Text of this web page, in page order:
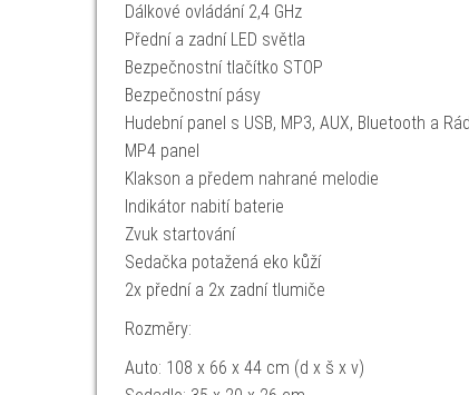
Dálkové ovládání 2,4 GHz
Přední a zadní LED světla
Bezpečnostní tlačítko STOP
Bezpečnostní pásy
Hudební panel s USB, MP3, AUX, Bluetooth a
MP4 panel
Klakson a předem nahrané melodie
Indikátor nabití baterie
Zvuk startování
Sedačka potažená eko kůží
2x přední a 2x zadní tlumiče
Rozměry:
Auto: 108 x 66 x 44 cm (d x š x v)